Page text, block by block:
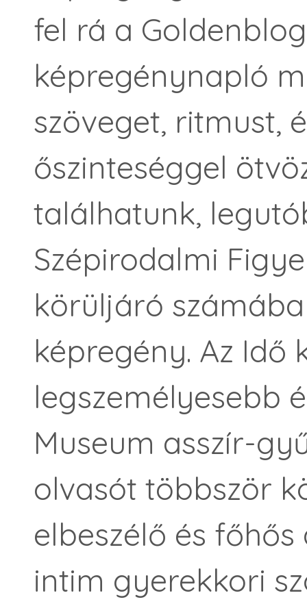
fel rá a
képregénynapló
szöveget, ritmust,
őszinteséggel
találhatunk,
Szépirodalmi
körüljáró
képregény. Az Idő
legszemélyesebb
Museum asszír-
olvasót többször
elbeszélő és
intim gyerekkori